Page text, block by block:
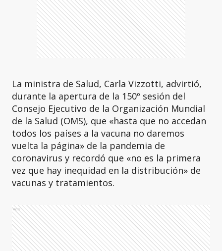
La ministra de Salud, Carla Vizzotti, advirtió,
durante la apertura de la 150º sesión del
Consejo Ejecutivo de la Organización Mundial
de la Salud (OMS), que «hasta que no accedan
todos los países a la vacuna no daremos
vuelta la página» de la pandemia de
coronavirus y recordó que «no es la primera
vez que hay inequidad en la distribución» de
vacunas y tratamientos.
Ads